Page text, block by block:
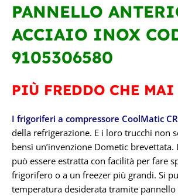
PANNELLO
ACCIAIO INOX
9105306580
PIÙ FREDDO CHE MAI
I frigoriferi a compressore CoolMatic
della refrigerazione. E i loro trucchi non
bensì un’invenzione Dometic brevettata.
può essere estratta con facilità per fare
frigorifero o a un freezer più grandi. Si
temperatura desiderata tramite